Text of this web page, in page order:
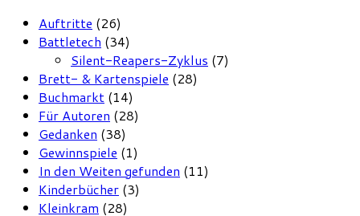
Auftritte (26)
Battletech (34)
Silent-Reapers-Zyklus (7)
Brett- & Kartenspiele (28)
Buchmarkt (14)
Für Autoren (28)
Gedanken (38)
Gewinnspiele (1)
In den Weiten gefunden (11)
Kinderbücher (3)
Kleinkram (28)